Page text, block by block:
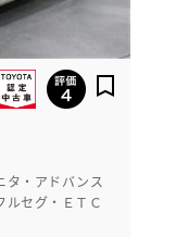
タ・アドバンス
ルセグ・ＥＴＣ